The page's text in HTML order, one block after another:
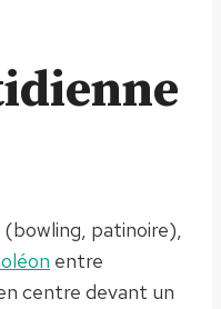
(bowling, patinoire),
entre
centre devant un